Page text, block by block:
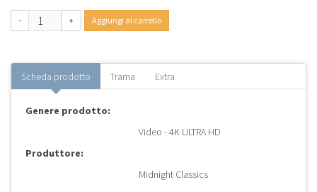
- + Aggiungi al carrello
Scheda prodotto Trama Extra
Genere prodotto:
Video - 4K ULTRA HD
Produttore:
Midnight Classics